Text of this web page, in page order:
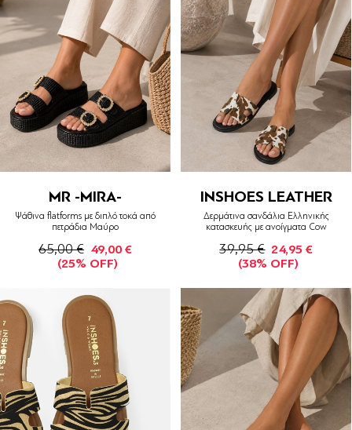
MR -MIRA-
Ψάθινα flatforms με διπλό τοκά από
πετράδια Μαύρο
65,00 € 49,00 €
(25% OFF)
INSHOES LEATHER
Δερμάτινα σανδάλια Ελληνικής
κατασκευής με ανοίγματα Cow
39,95 € 24,95 €
(38% OFF)